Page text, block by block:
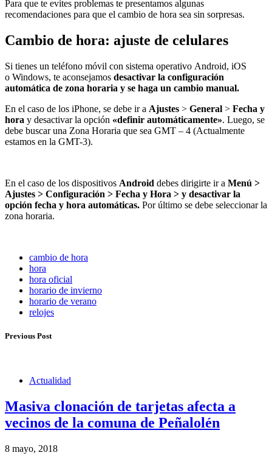
Para que te evites problemas te presentamos algunas
recomendaciones para que el cambio de hora sea sin sorpresas.
Cambio de hora: ajuste de celulares
Si tienes un teléfono móvil con sistema operativo Android, iOS
o Windows, te aconsejamos desactivar la configuración
automática de zona horaria y se haga un cambio manual.
En el caso de los iPhone, se debe ir a Ajustes > General > Fecha y
hora y desactivar la opción «definir automáticamente». Luego, se
debe buscar una Zona Horaria que sea GMT – 4 (Actualmente
estamos en la GMT-3).
En el caso de los dispositivos Android debes dirigirte ir a Menú >
Ajustes > Configuración > Fecha y Hora > y desactivar la
opción fecha y hora automáticas. Por último se debe seleccionar la
zona horaria.
cambio de hora
hora
hora oficial
horario de invierno
horario de verano
relojes
Previous Post
Actualidad
Masiva clonación de tarjetas afecta a
vecinos de la comuna de Peñalolén
8 mayo, 2018